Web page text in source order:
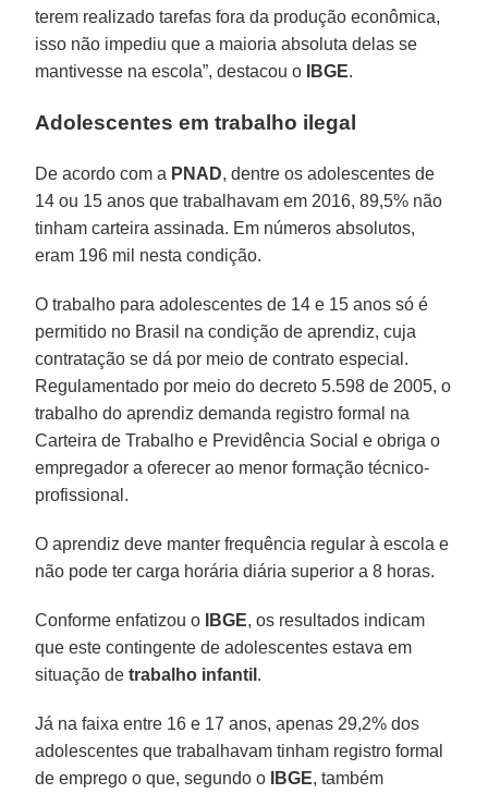
terem realizado tarefas fora da produção econômica,
isso não impediu que a maioria absoluta delas se
mantivesse na escola”, destacou o
IBGE.
Adolescentes em trabalho ilegal
De acordo com a PNAD, dentre os adolescentes de
14 ou 15 anos que trabalhavam em 2016, 89,5% não
tinham carteira assinada. Em números absolutos,
eram 196 mil nesta condição.
O trabalho para adolescentes de 14 e 15 anos só é
permitido no Brasil na condição de aprendiz, cuja
contratação se dá por meio de contrato especial.
Regulamentado por meio do decreto 5.598 de 2005, o
trabalho do aprendiz demanda registro formal na
Carteira de Trabalho e Previdência Social e obriga o
empregador a oferecer ao menor formação técnico-
profissional.
O aprendiz deve manter frequência regular à escola e
não pode ter carga horária diária superior a 8 horas.
Conforme enfatizou o IBGE, os resultados indicam
que este contingente de adolescentes estava em
situação detrabalho infantil .
Já na faixa entre 16 e 17 anos, apenas 29,2% dos
adolescentes que trabalhavam tinham registro formal
de emprego o que, segundo o
IBGE, também